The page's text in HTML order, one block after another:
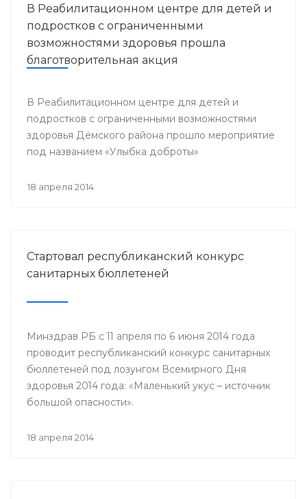
В Реабилитационном центре для детей и
подростков с ограниченными
возможностями здоровья прошла
благотворительная акция
В Реабилитационном центре для детей и
подростков с ограниченными возможностями
здоровья Дёмского района прошло мероприятие
под названием «Улыбка доброты»
18 апреля 2014
Стартовал республиканский конкурс
санитарных бюллетеней
Минздрав РБ с 11 апреля по 6 июня 2014 года
проводит республиканский конкурс санитарных
бюллетеней под лозунгом Всемирного Дня
здоровья 2014 года: «Маленький укус – источник
большой опасности».
18 апреля 2014